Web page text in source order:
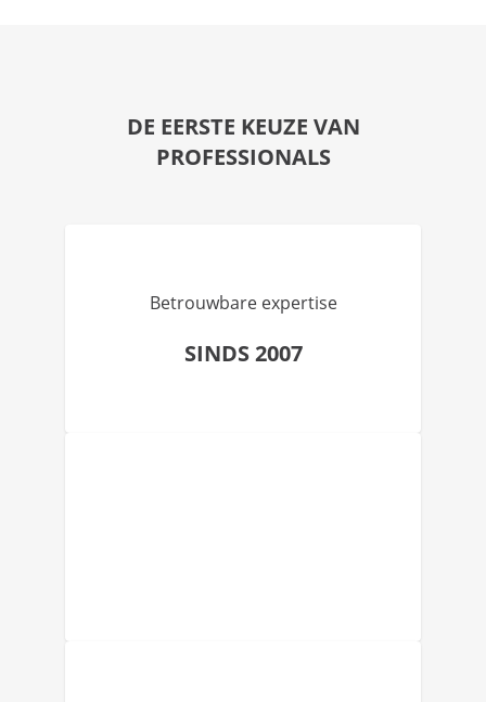
DE EERSTE KEUZE VAN
PROFESSIONALS
Betrouwbare expertise
SINDS 2007